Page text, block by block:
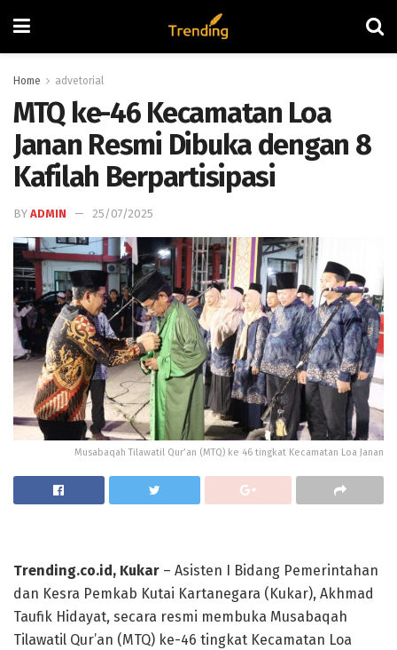
Home advetorial
MTQ ke-46 Kecamatan Loa
Janan Resmi Dibuka dengan 8
Kafilah Berpartisipasi
BY ADMIN 25/07/2025
Musabaqah Tilawatil Qur’an (MTQ) ke 46 tingkat Kecamatan Loa Janan
Trending.co.id, Kukar – Asisten I Bidang Pemerintahan
dan Kesra Pemkab Kutai Kartanegara (Kukar), Akhmad
Taufik Hidayat, secara resmi membuka Musabaqah
Tilawatil Qur’an (MTQ) ke-46 tingkat Kecamatan Loa